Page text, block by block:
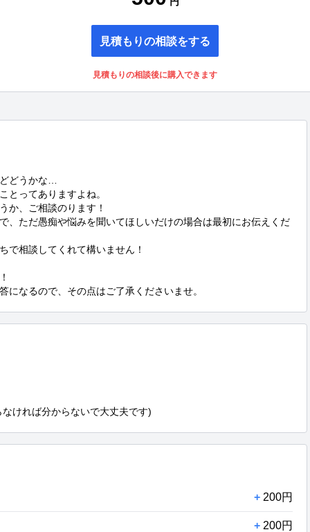
見積もりの相談をする
見積もりの相談後に購入できます
どうかな…
とってありますよね。
か、ご相談のります！
、ただ愚痴や悩みを聞いてほしいだけの場合は最初にお伝えくだ
で相談してくれて構いません！
なるので、その点はご了承くださいませ。
ければ分からないで大丈夫です)
+ 200円
+ 200円